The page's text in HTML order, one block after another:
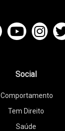
Social
Comportamento
Tem Direito
Saúde